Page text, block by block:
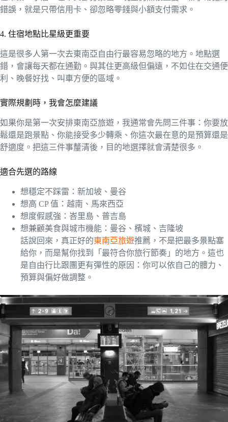
錯誤，就是只帶信用卡、卻忽略零錢與小額支付需求。
4. 住宿地點比星級更重要
這是很多人第一次去東南亞自由行最容易忽略的地方。地點選
錯，會讓每天都在通勤。與其住更高級但偏遠，不如住在交通便
利、晚餐好找、叫車方便的區域。
實際規劃時，我會怎麼建議
如果你是第一次安排東南亞旅遊，我通常會先問三件事：你要放
鬆還是跑景點、你能接受多少轉乘、你這次最在意的是預算還是
舒適度。把這三件事釐清後，目的地選擇就會清楚很多。
適合先選的路線
想穩定不踩雷：新加坡、曼谷
想高 CP 值：越南、馬來西亞
想度假感強：峇里島、普吉島
想兼顧美食與城市機能：曼谷、檳城、吉隆坡
話說回來，真正好的東南亞旅遊推薦，不是把最多景點塞
給你，而是幫你找到「最符合你旅行節奏」的地方。這也
是自由行比跟團更有彈性的原因：你可以依自己的體力、
預算與偏好做調整。